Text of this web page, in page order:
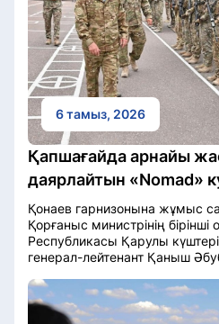
6 тамыз, 2026
Қапшағайда арнайы
даярлайтын «Nomad»
Қонаев гарнизонына жұмыс
Қорғаныс министрінің
Республикасы Қарулы
генерал-лейтенант Қаныш